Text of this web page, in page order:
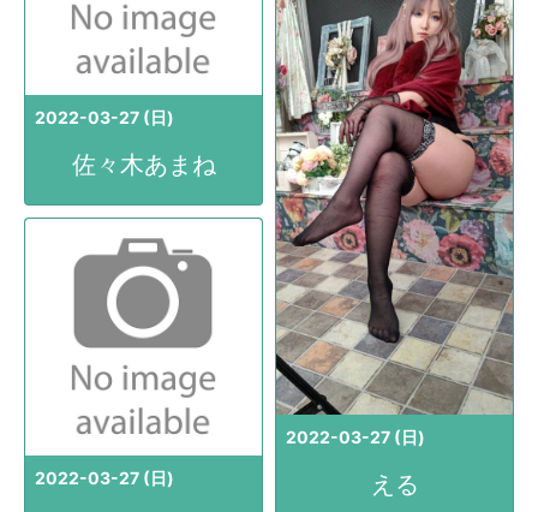
2022-03-27 (日)
佐々木あまね
2022-03-27 (日)
える
2022-03-27 (日)